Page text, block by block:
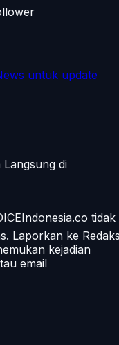
untuk update
Langsung di
tidak
Laporkan ke
kejadian
email